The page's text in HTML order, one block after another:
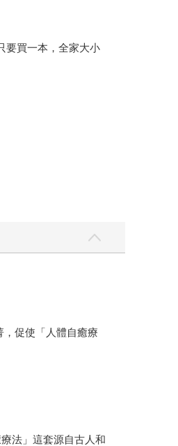
要買一本，全家大小
促使「人體自癒療
法」這套源自古人和